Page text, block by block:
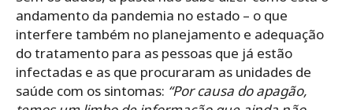
andamento da pandemia no estado – o que
interfere também no planejamento e adequação
do tratamento para as pessoas que já estão
infectadas e as que procuraram as unidades de
saúde com os sintomas: “Por causa do apagão,